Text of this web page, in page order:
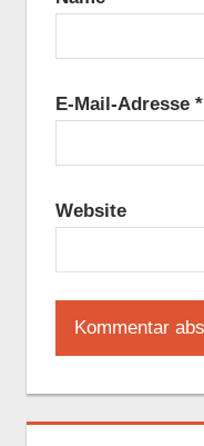
E-Mail-Adresse *
Website